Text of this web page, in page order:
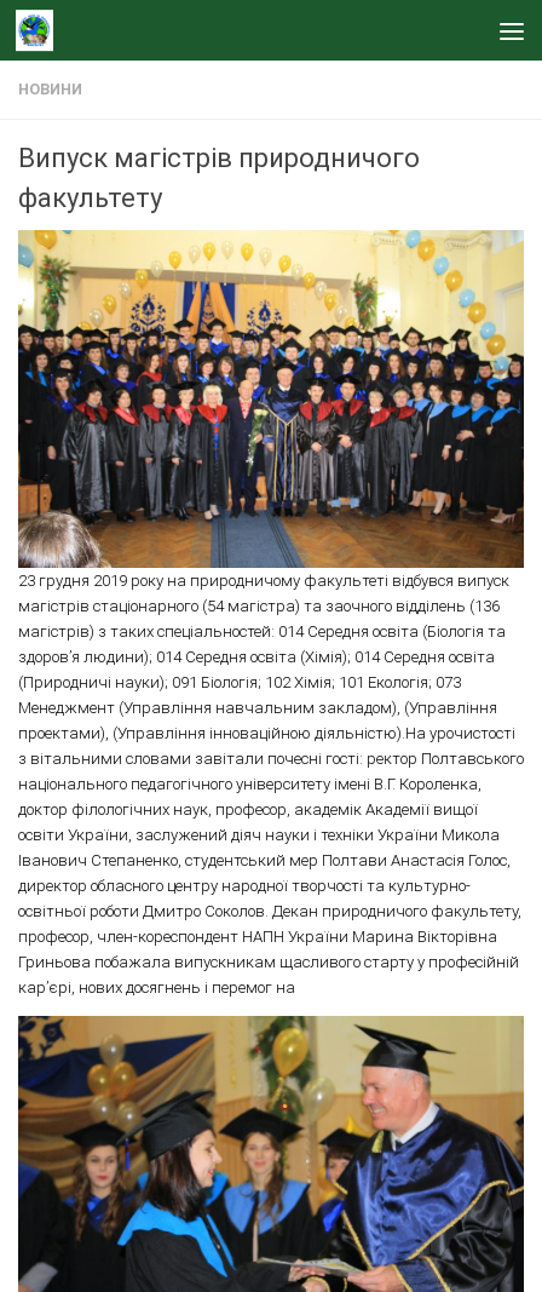
Skip to content
НОВИНИ
Випуск магістрів природничого
факультету
23 грудня 2019 року на природничому факультеті відбувся випуск
магістрів стаціонарного (54 магістра) та заочного відділень (136
магістрів) з таких спеціальностей: 014 Середня освіта (Біологія та
здоров’я людини); 014 Середня освіта (Хімія); 014 Середня освіта
(Природничі науки); 091 Біологія; 102 Хімія; 101 Екологія; 073
Менеджмент (Управління навчальним закладом), (Управління
проектами), (Управління інноваційною діяльністю).На урочистості
з вітальними словами завітали почесні гості: ректор Полтавського
національного педагогічного університету імені В.Г. Короленка,
доктор філологічних наук, професор, академік Академії вищої
освіти України, заслужений діяч науки і техніки України Микола
Іванович Степаненко, студентський мер Полтави Анастасія Голос,
директор обласного центру народної творчості та культурно-
освітньої роботи Дмитро Соколов. Декан природничого факультету,
професор, член-кореспондент НАПН України Марина Вікторівна
Гриньова побажала випускникам щасливого старту у професійній
кар’єрі, нових досягнень і перемог на